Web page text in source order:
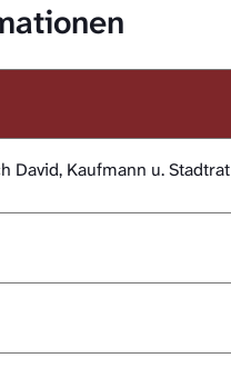
David, Kaufmann u. Stadtrat